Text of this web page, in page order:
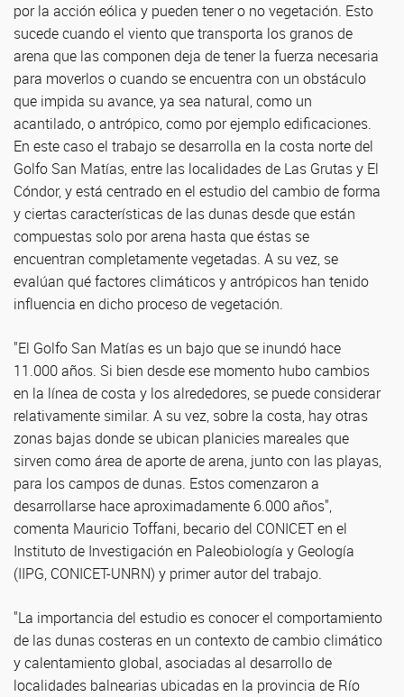
por la acción eólica y pueden tener o no vegetación. Esto
sucede cuando el viento que transporta los granos de
arena que las componen deja de tener la fuerza necesaria
para moverlos o cuando se encuentra con un obstáculo
que impida su avance, ya sea natural, como un
acantilado, o antrópico, como por ejemplo edificaciones.
En este caso el trabajo se desarrolla en la costa norte del
Golfo San Matías, entre las localidades de Las Grutas y El
Cóndor, y está centrado en el estudio del cambio de forma
y ciertas características de las dunas desde que están
compuestas solo por arena hasta que éstas se
encuentran completamente vegetadas. A su vez, se
evalúan qué factores climáticos y antrópicos han tenido
influencia en dicho proceso de vegetación.
"El Golfo San Matías es un bajo que se inundó hace
11.000 años. Si bien desde ese momento hubo cambios
en la línea de costa y los alrededores, se puede considerar
relativamente similar. A su vez, sobre la costa, hay otras
zonas bajas donde se ubican planicies mareales que
sirven como área de aporte de arena, junto con las playas,
para los campos de dunas. Estos comenzaron a
desarrollarse hace aproximadamente 6.000 años",
comenta Mauricio Toffani, becario del CONICET en el
Instituto de Investigación en Paleobiología y Geología
(IIPG, CONICET-UNRN) y primer autor del trabajo.
"La importancia del estudio es conocer el comportamiento
de las dunas costeras en un contexto de cambio climático
y calentamiento global, asociadas al desarrollo de
localidades balnearias ubicadas en la provincia de Río